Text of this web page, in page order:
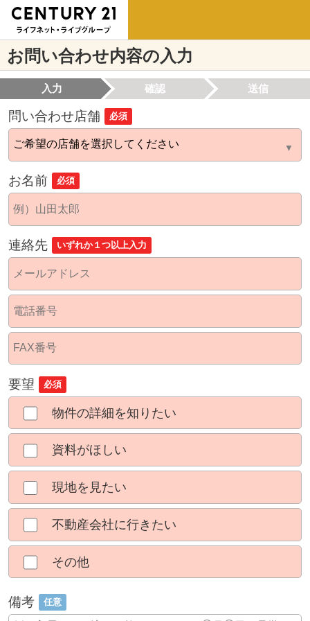
お問い合わせ内容の入力
入力 確認 送信
問い合わせ店舗 必須
お名前 必須
連絡先 いずれか１つ以上入力
要望 必須
物件の詳細を知りたい
資料がほしい
現地を見たい
不動産会社に行きたい
その他
備考 任意